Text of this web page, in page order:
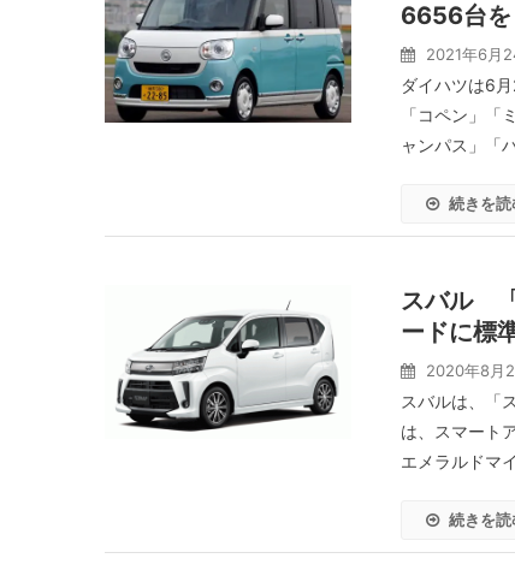
6656台を
2021年6月
ダイハツは6
「コペン」
ャンパス」「
続きを読
スバル
ードに標
2020年8月
スバルは、「
は、スマート
エメラルドマ
続きを読